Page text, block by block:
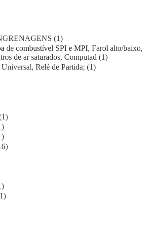
(1)
de combustível SPI e MPI, Farol alto/baixo,
de ar saturados, Computad (1)
Relé de Partida; (1)